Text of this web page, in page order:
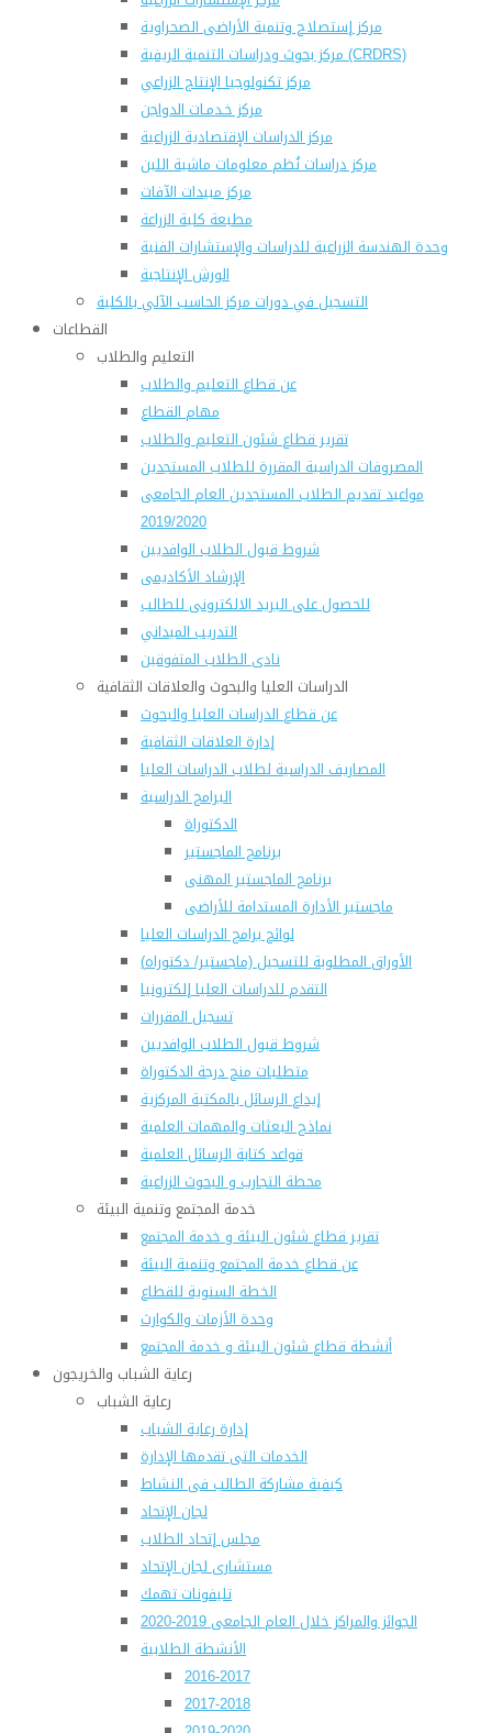
مركز إستصلاح وتنمية الأراضى الصحراوية
مركز بحوث ودراسات التنمية الريفية (CRDRS)
مركز تكنولوجيا الإنتاج الزراعي
مركز خـدمـات الدواجن
مركز الدراسات الإقتصادية الزراعية
مركز دراسات نُظم معلومات ماشية اللبن
مركز مبيدات الآفات
مطبعة كلية الزراعة
وحدة الهندسة الزراعية للدراسات والإستشارات الفنية
الورش الإنتاجية
التسجيل في دورات مركز الحاسب الآلي بالكلية
القطاعات
التعليم والطلاب
عن قطاع التعليم والطلاب
مهام القطاع
تقرير قطاع شئون التعليم والطلاب
المصروفات الدراسية المقررة للطلاب المستجدين
مواعيد تقديم الطلاب المستجدين العام الجامعى
2019/2020
شروط قبول الطلاب الوافديين
الإرشاد الأكاديمى
للحصول على البريد الالكترونى للطالب
التدريب الميداني
نادى الطلاب المتفوقين
الدراسات العليا والبحوث والعلاقات الثقافية
عن قطاع الدراسات العليا والبحوث
إدارة العلاقات الثقافية
المصاريف الدراسية لطلاب الدراسات العليا
البرامج الدراسية
الدكتوراة
برنامج الماجستير
برنامج الماجستير المهنى
ماجستير الأدارة المستدامة للأراضى
لوائح برامج الدراسات العليا
(الأوراق المطلوبة للتسجيل (ماجستير/ دكتوراه
التقدم للدراسات العليا إلكترونيا
تسجيل المقررات
شروط قبول الطلاب الوافديين
متطلبات منح درجة الدكتوراة
إيداع الرسائل بالمكتبة المركزية
نماذج البعثات والمهمات العلمية
قواعد كتابة الرسائل العلمية
محطة التجارب و البحوث الزراعية
خدمة المجتمع وتنمية البيئة
تقرير قطاع شئون البيئة و خدمة المجتمع
عن قطاع خدمة المجتمع وتنمية البيئة
الخطة السنوية للقطاع
وحدة الأزمات والكوارث
أنشطة قطاع شئون البيئة و خدمة المجتمع
رعاية الشباب والخريجون
رعاية الشباب
إدارة رعاية الشباب
الخدمات التى تقدمها الإدارة
كيفية مشاركة الطالب فى النشاط
لجان الإتحاد
مجلس إتحاد الطلاب
مستشارى لجان الإتحاد
تليفونات تهمك
الجوائز والمراكز خلال العام الجامعى 2019-2020
الأنشطة الطلابية
2016-2017
2017-2018